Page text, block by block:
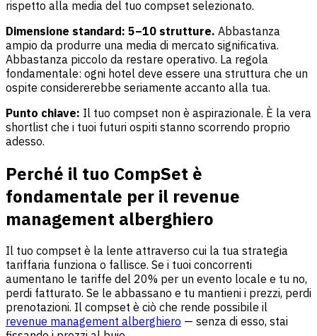
rispetto alla media del tuo compset selezionato.
Dimensione standard: 5–10 strutture. Abbastanza
ampio da produrre una media di mercato significativa.
Abbastanza piccolo da restare operativo. La regola
fondamentale: ogni hotel deve essere una struttura che un
ospite considererebbe seriamente accanto alla tua.
Punto chiave: Il tuo compset non è aspirazionale. È la vera
shortlist che i tuoi futuri ospiti stanno scorrendo proprio
adesso.
Perché il tuo CompSet è
fondamentale per il revenue
management alberghiero
Il tuo compset è la lente attraverso cui la tua strategia
tariffaria funziona o fallisce. Se i tuoi concorrenti
aumentano le tariffe del 20% per un evento locale e tu no,
perdi fatturato. Se le abbassano e tu mantieni i prezzi, perdi
prenotazioni. Il compset è ciò che rende possibile il
revenue management alberghiero — senza di esso, stai